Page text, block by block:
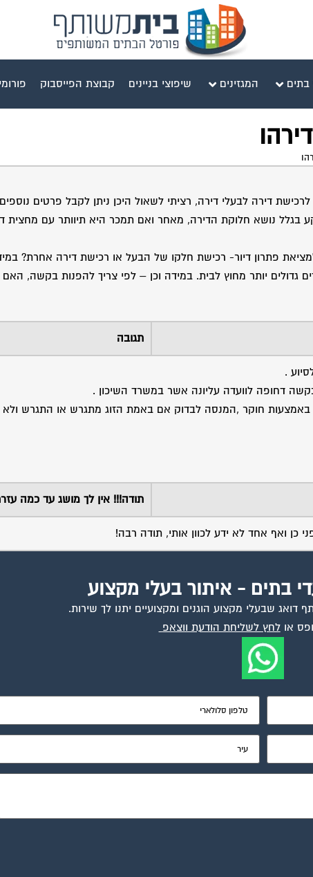
בתים המגזינים שיפוצי בניינים קבוצת הפייסבוק
דירה לבעלי דירה, רציתי לשאול היכן ניתן לקבל פרטים
שנים, תהליך הגרושין נתקע בגלל נושא חלוקת הדירה, מאחר ואם תמכר היא תיוותר עם
פתרון דיור- רכישת חלקו של הבעל או רכישת דירה אחרת?
חשוב לציין כי איתה תתגורר ביתה בת 18, יש ילדים גדולים יותר מחוץ לבית. במידה וכן – לפי צריך להפנות
תגובה
.
דחופה לוועדה עליונה אשר במשרד השיכון .
באמצעות חוקר ,המנסה לבדוק אם באמת הזוג מתגרש או התגרש
תודה!!! אין לך מושג עד כמה
כן ואף אחד לא ידע לכוון אותי, תודה רבה!
בתים - איתור בעלי מקצוע
דואג שבעלי מקצוע הוגנים ומקצועיים יתנו לך שירות.
אולחץ לשליחת הודעת ווצאפ